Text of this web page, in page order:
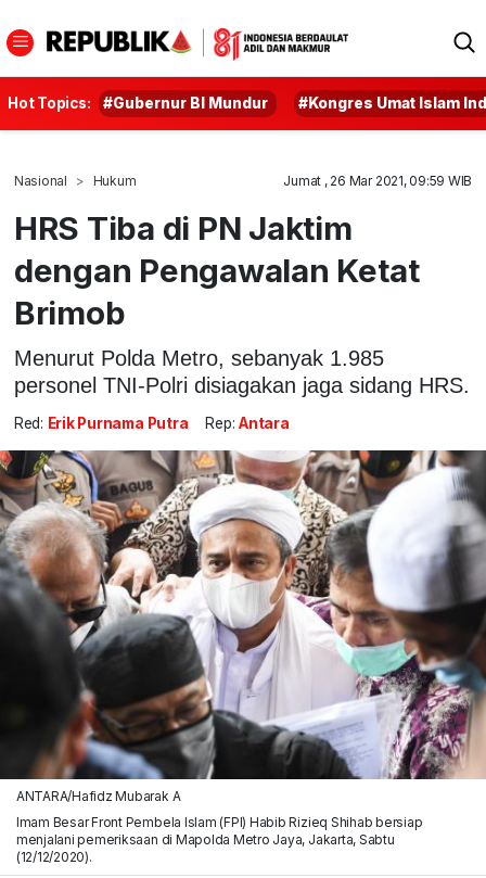
Hot Topics: #Gubernur BI Mundur #Kongres Umat Islam
Nasional Hukum Jumat , 26 Mar 2021, 09:59 WIB
HRS Tiba di PN Jaktim
dengan Pengawalan Ketat
Brimob
Menurut Polda Metro, sebanyak 1.985
personel TNI-Polri disiagakan jaga sidang HRS.
Red: Erik Purnama Putra Rep: Antara
ANTARA/Hafidz Mubarak A
Imam Besar Front Pembela Islam (FPI) Habib Rizieq Shihab bersiap
menjalani pemeriksaan di Mapolda Metro Jaya, Jakarta, Sabtu
(12/12/2020).